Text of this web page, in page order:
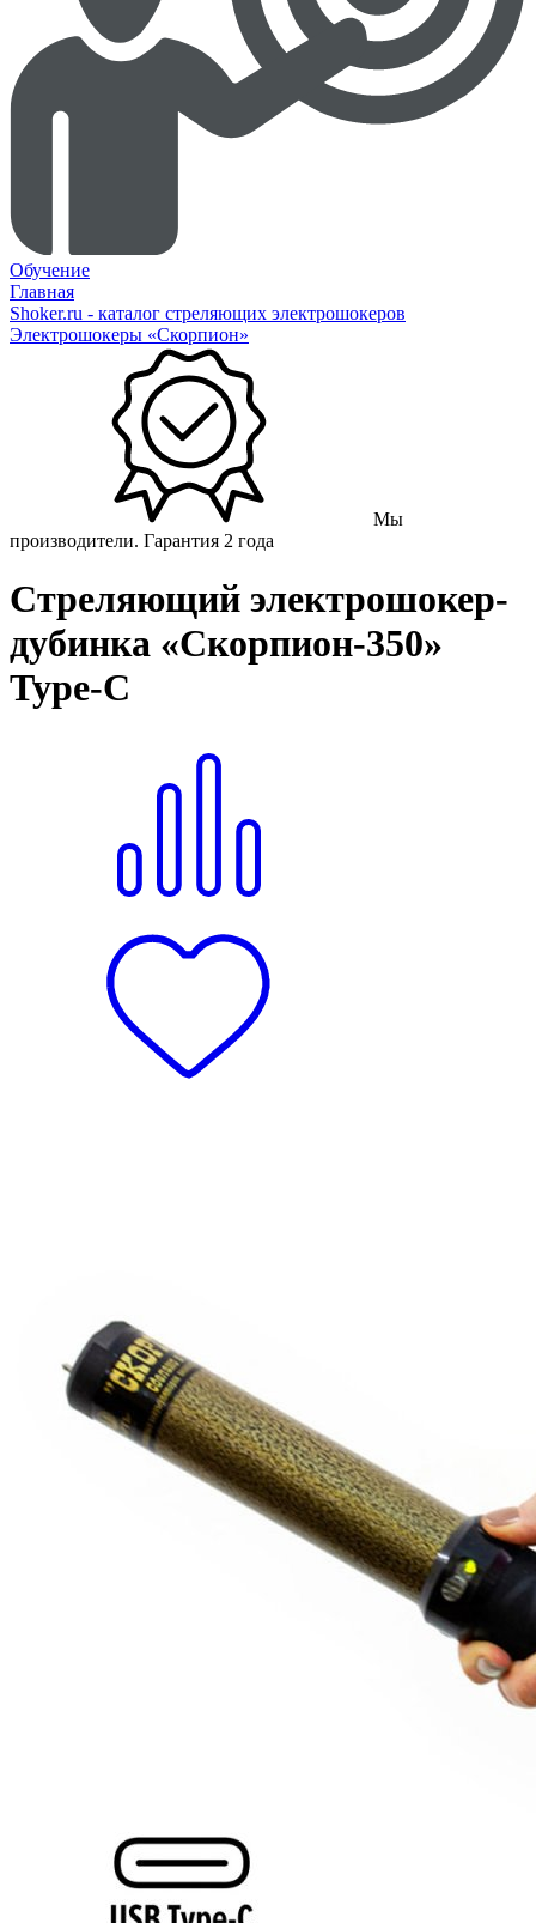
Обучение
Главная
Shoker.ru - каталог стреляющих электрошокеров
Электрошокеры «Скорпион»
Мы
производители. Гарантия 2 года
Стреляющий электрошокер-
дубинка «Скорпион-350»
Type-C